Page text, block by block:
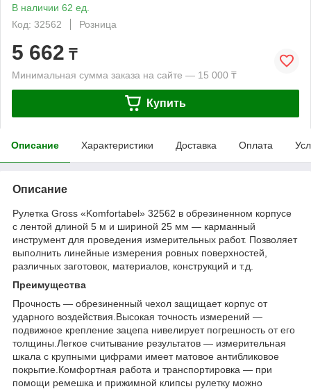
В наличии 62 ед.
Код: 32562
Розница
5 662 ₸
Минимальная сумма заказа на сайте — 15 000 ₸
Купить
Описание Характеристики Доставка Оплата
Описание
Рулетка Gross «Komfortabel» 32562 в обрезиненном корпусе
с лентой длиной 5 м и шириной 25 мм — карманный
инструмент для проведения измерительных работ. Позволяет
выполнить линейные измерения ровных поверхностей,
различных заготовок, материалов, конструкций и т.д.
Преимущества
Прочность — обрезиненный чехол защищает корпус от
ударного воздействия.Высокая точность измерений —
подвижное крепление зацепа нивелирует погрешность от его
толщины.Легкое считывание результатов — измерительная
шкала с крупными цифрами имеет матовое антибликовое
покрытие.Комфортная работа и транспортировка — при
помощи ремешка и прижимной клипсы рулетку можно